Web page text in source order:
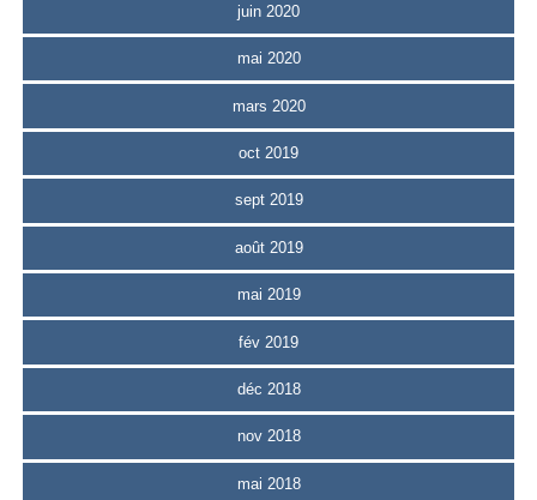
juin 2020
mai 2020
mars 2020
oct 2019
sept 2019
août 2019
mai 2019
fév 2019
déc 2018
nov 2018
mai 2018